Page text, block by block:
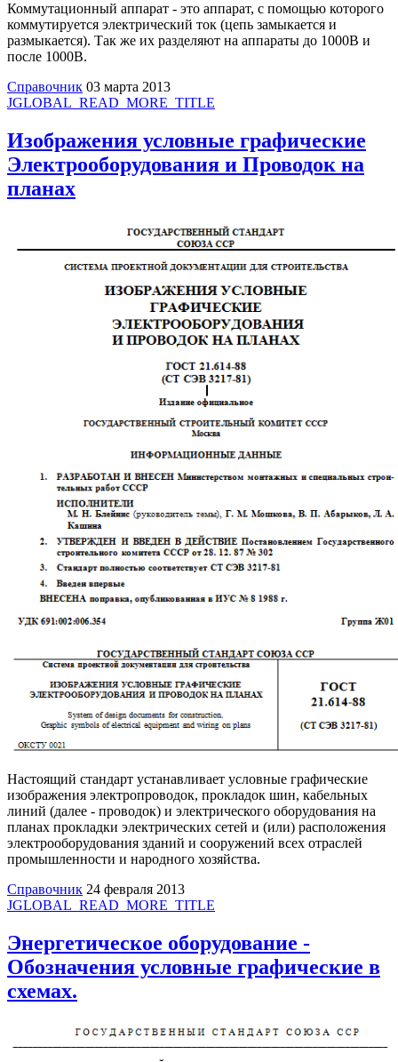
Коммутационный аппарат - это аппарат, с помощью которого
коммутируется электрический ток (цепь замыкается и
размыкается). Так же их разделяют на аппараты до 1000В и
после 1000В.
Справочник 03 марта 2013
JGLOBAL_READ_MORE_TITLE
Изображения условные графические
Электрооборудования и Проводок на
планах
Настоящий стандарт устанавливает условные графические
изображения электропроводок, прокладок шин, кабельных
линий (далее - проводок) и электрического оборудования на
планах прокладки электрических сетей и (или) расположения
электрооборудования зданий и сооружений всех отраслей
промышленности и народного хозяйства.
Справочник 24 февраля 2013
JGLOBAL_READ_MORE_TITLE
Энергетическое оборудование -
Обозначения условные графические в
схемах.